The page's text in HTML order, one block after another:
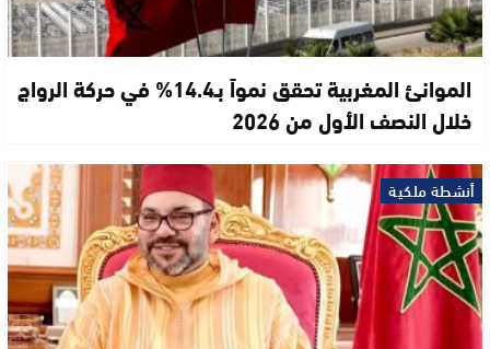
الموانئ المغربية تحقق نمواً بـ14.4% في حركة الرواج
خلال النصف الأول من 2026
أنشطة ملكية